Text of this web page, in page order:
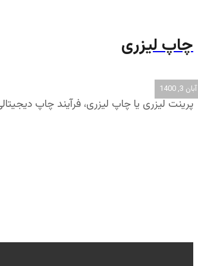
چاپ لیزری
آبان 3, 1400
پرینت لیزری یا چاپ لیزری، فرآیند چاپ